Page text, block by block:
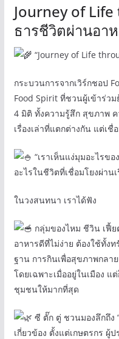
Journey of
ธารชีวิตผ่านอา
“Journey of Life
กระบวนการจากเวิร์กชอป
Food Spirit ที่ชวนผู้เข้าร่ว
4 มิติ ทั้งความรู้สึก สุขภาพ
เรื่องเล่าที่แตกต่างกัน แต่เ
“เราเห็นแง่มุมอะไรข
อะไรในชีวิตที่เชื่อมโยงผ่านเ
ในวงสนทนา เราได้ฟัง
กลุ่มของไหม ชีวิน เฟี้ย
อาหารดีที่ไม่ง่าย ต้องใช้ทั้ง
ฐาน การกินเพื่อสุขภาพกลาย
โดยเฉพาะเมื่ออยู่ในเมือง แ
ชุมชนให้มากที่สุด
ซี ตั๊ก ตู่ ชวนมองลึกถึง
เกี่ยวข้อง ตั้งแต่เกษตรกร ผู้